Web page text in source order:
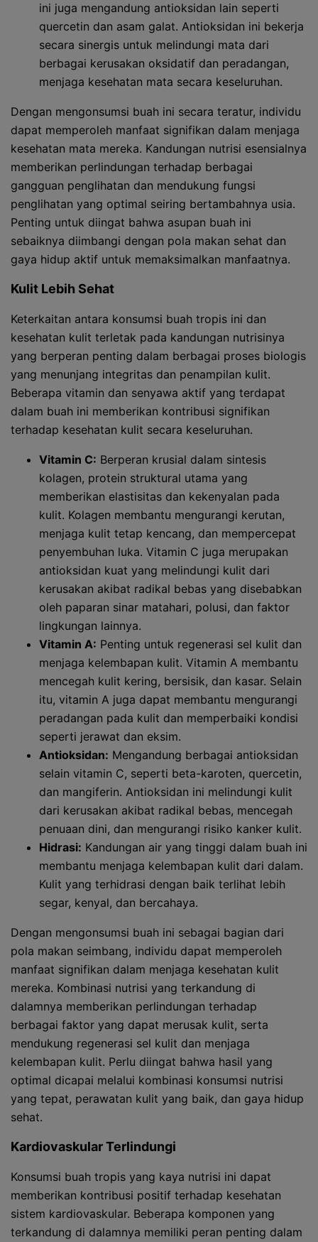
ini juga mengandung antioksidan lain seperti
quercetin dan asam galat. Antioksidan ini bekerja
secara sinergis untuk melindungi mata dari
berbagai kerusakan oksidatif dan peradangan,
menjaga kesehatan mata secara keseluruhan.
Dengan mengonsumsi buah ini secara teratur, individu
dapat memperoleh manfaat signifikan dalam menjaga
kesehatan mata mereka. Kandungan nutrisi esensialnya
memberikan perlindungan terhadap berbagai
gangguan penglihatan dan mendukung fungsi
penglihatan yang optimal seiring bertambahnya usia.
Penting untuk diingat bahwa asupan buah ini
sebaiknya diimbangi dengan pola makan sehat dan
gaya hidup aktif untuk memaksimalkan manfaatnya.
Kulit Lebih Sehat
Keterkaitan antara konsumsi buah tropis ini dan
kesehatan kulit terletak pada kandungan nutrisinya
yang berperan penting dalam berbagai proses biologis
yang menunjang integritas dan penampilan kulit.
Beberapa vitamin dan senyawa aktif yang terdapat
dalam buah ini memberikan kontribusi signifikan
terhadap kesehatan kulit secara keseluruhan.
Vitamin C: Berperan krusial dalam sintesis
kolagen, protein struktural utama yang
memberikan elastisitas dan kekenyalan pada
kulit. Kolagen membantu mengurangi kerutan,
menjaga kulit tetap kencang, dan mempercepat
penyembuhan luka. Vitamin C juga merupakan
antioksidan kuat yang melindungi kulit dari
kerusakan akibat radikal bebas yang disebabkan
oleh paparan sinar matahari, polusi, dan faktor
lingkungan lainnya.
Vitamin A: Penting untuk regenerasi sel kulit dan
menjaga kelembapan kulit. Vitamin A membantu
mencegah kulit kering, bersisik, dan kasar. Selain
itu, vitamin A juga dapat membantu mengurangi
peradangan pada kulit dan memperbaiki kondisi
seperti jerawat dan eksim.
Antioksidan: Mengandung berbagai antioksidan
selain vitamin C, seperti beta-karoten, quercetin,
dan mangiferin. Antioksidan ini melindungi kulit
dari kerusakan akibat radikal bebas, mencegah
penuaan dini, dan mengurangi risiko kanker kulit.
Hidrasi: Kandungan air yang tinggi dalam buah ini
membantu menjaga kelembapan kulit dari dalam.
Kulit yang terhidrasi dengan baik terlihat lebih
segar, kenyal, dan bercahaya.
Dengan mengonsumsi buah ini sebagai bagian dari
pola makan seimbang, individu dapat memperoleh
manfaat signifikan dalam menjaga kesehatan kulit
mereka. Kombinasi nutrisi yang terkandung di
dalamnya memberikan perlindungan terhadap
berbagai faktor yang dapat merusak kulit, serta
mendukung regenerasi sel kulit dan menjaga
kelembapan kulit. Perlu diingat bahwa hasil yang
optimal dicapai melalui kombinasi konsumsi nutrisi
yang tepat, perawatan kulit yang baik, dan gaya hidup
sehat.
Kardiovaskular Terlindungi
Konsumsi buah tropis yang kaya nutrisi ini dapat
memberikan kontribusi positif terhadap kesehatan
sistem kardiovaskular. Beberapa komponen yang
terkandung di dalamnya memiliki peran penting dalam